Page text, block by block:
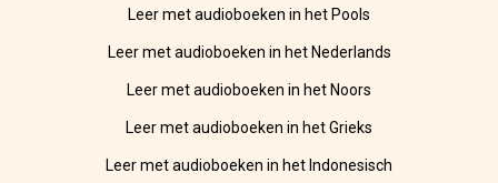
Leer met audioboeken in het Pools
Leer met audioboeken in het Nederlands
Leer met audioboeken in het Noors
Leer met audioboeken in het Grieks
Leer met audioboeken in het Indonesisch